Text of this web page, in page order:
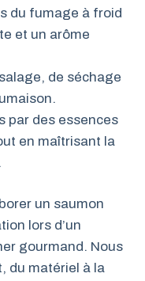
du fumage à froid
et un arôme
de séchage
par des essences
en maîtrisant la
un saumon
lors d’un
gourmand. Nous
du matériel à la